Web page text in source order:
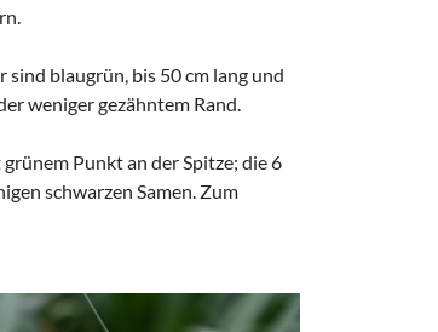
blaugrün, bis 50 cm lang und
weniger gezähntem Rand.
Punkt an der Spitze; die 6
schwarzen Samen. Zum